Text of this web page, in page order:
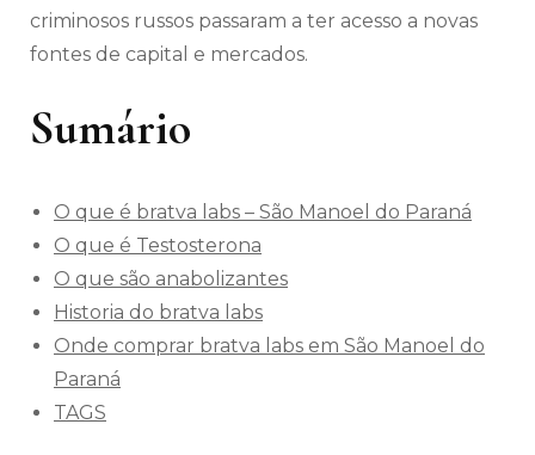
criminosos russos passaram a ter acesso a novas
fontes de capital e mercados.
Sumário
O que é bratva labs – São Manoel do Paraná
O que é Testosterona
O que são anabolizantes
Historia do bratva labs
Onde comprar bratva labs em São Manoel do
Paraná
TAGS